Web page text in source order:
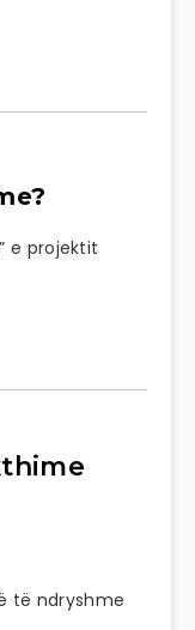
e projektit
të ndryshme